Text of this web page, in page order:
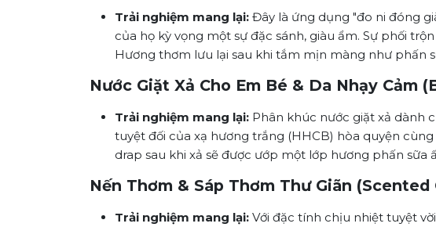
Trải nghiệm mang lại: Đây là ứng dụng "đo ni đóng
của họ kỳ vọng một sự đặc sánh, giàu ẩm. Sự phối
Hương thơm lưu lại sau khi tắm mịn màng như phấn
Nước Giặt Xả Cho Em Bé & Da Nhạy Cảm
Trải nghiệm mang lại: Phân khúc nước giặt xả dành
tuyệt đối của xạ hương trắng (HHCB) hòa quyện
drap sau khi xả sẽ được ướp một lớp hương phấn
Nến Thơm & Sáp Thơm Thư Giãn (Scented
Trải nghiệm mang lại: Với đặc tính chịu nhiệt tuyệt